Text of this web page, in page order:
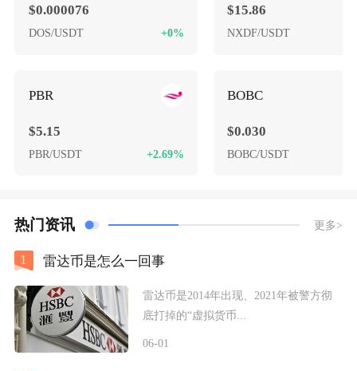
$0.000076
DOS/USDT +0%
PBR
$5.15
PBR/USDT +2.69%
$15.86
NXDF/USDT
BOBC
$0.030
BOBC/USDT
热门资讯 更多>
1 雷达币是怎么一回事
雷达币是2014年出现、2021年被警方彻
底打掉的“虚拟货币...
06-01